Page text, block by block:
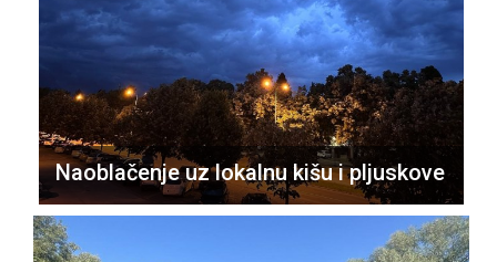
Naoblačenje uz lokalnu kišu i pljuskove